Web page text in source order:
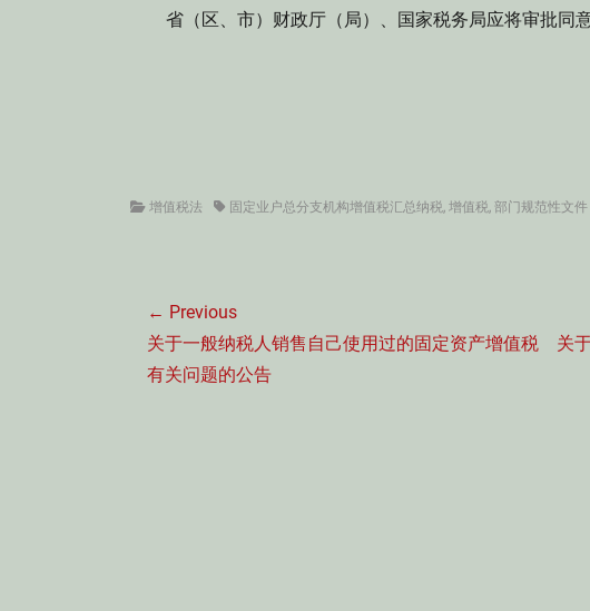
省（区、市）财政厅（局）、国家税务局应将审批同意
Categories
增值税法 Tags固定业户总分支机构增值税汇总纳税, 增值税, 部门规范性文件
章
导
航
← Previous
Previous
post:
关于一般纳税人销售自己使用过的固定资产增值税
有关问题的公告
Next
关